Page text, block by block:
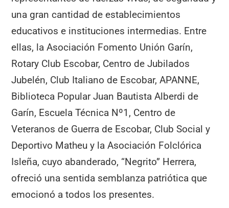
una gran cantidad de establecimientos
educativos e instituciones intermedias. Entre
ellas, la Asociación Fomento Unión Garín,
Rotary Club Escobar, Centro de Jubilados
Jubelén, Club Italiano de Escobar, APANNE,
Biblioteca Popular Juan Bautista Alberdi de
Garín, Escuela Técnica Nº1, Centro de
Veteranos de Guerra de Escobar, Club Social y
Deportivo Matheu y la Asociación Folclórica
Isleña, cuyo abanderado, “Negrito” Herrera,
ofreció una sentida semblanza patriótica que
emocionó a todos los presentes.